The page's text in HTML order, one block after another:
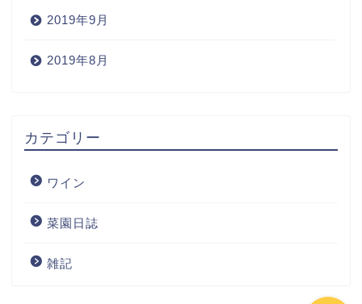
2019年9月
2019年8月
カテゴリー
ワイン
菜園日誌
雑記
Wine